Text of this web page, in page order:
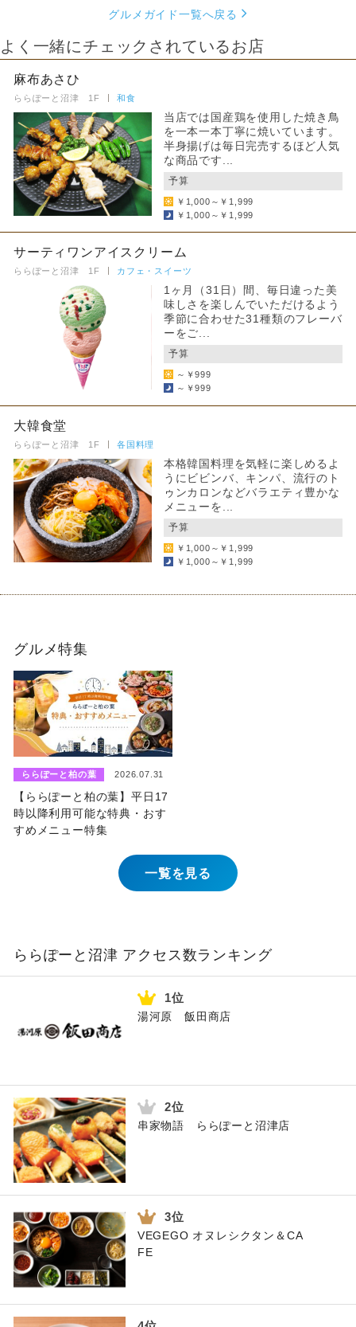
グルメガイド一覧へ戻る
よく一緒にチェックされているお店
麻布あさひ
ららぽーと沼津 1F 和食
当店では国産鶏を使用した焼き鳥
を一本一本丁寧に焼いています。
半身揚げは毎日完売するほど人気
な商品です...
予算
￥1,000～￥1,999
￥1,000～￥1,999
サーティワンアイスクリーム
ららぽーと沼津 1F カフェ・スイーツ
1ヶ月（31日）間、毎日違った美
味しさを楽しんでいただけるよう
季節に合わせた31種類のフレーバ
ーをご...
予算
～￥999
～￥999
大韓食堂
ららぽーと沼津 1F 各国料理
本格韓国料理を気軽に楽しめるよ
うにビビンバ、キンパ、流行のト
ゥンカロンなどバラエティ豊かな
メニューを...
予算
￥1,000～￥1,999
￥1,000～￥1,999
グルメ特集
ららぽーと柏の葉 2026.07.31
【ららぽーと柏の葉】平日17
時以降利用可能な特典・おす
すめメニュー特集
一覧を見る
ららぽーと沼津 アクセス数ランキング
湯河原 飯田商店
串家物語 ららぽーと沼津店
VEGEGO オヌレシクタン＆CA
FE